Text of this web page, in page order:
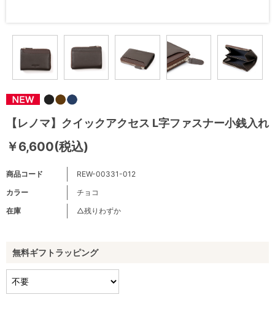
【レノマ】クイックアクセス L字ファスナー小銭入れ
￥6,600(税込)
商品コード
REW-00331-012
カラー
チョコ
在庫
△残りわずか
無料ギフトラッピング